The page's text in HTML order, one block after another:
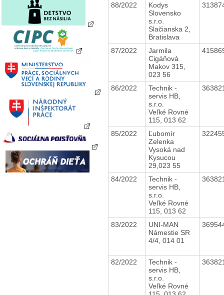
88/2022
Kodys
Slovensko
s.r.o.
Slačianska 2,
Bratislava
87/2022
Jarmila
Cigáňová
Makov 315,
023 56
86/2022
Technik -
servis HB,
s.r.o.
Veľké Rovné
115, 013 62
85/2022
Ľubomír
Zelenka
Vysoká nad
Kysucou
29,023 55
84/2022
Technik -
servis HB,
s.r.o.
Veľké Rovné
115, 013 62
83/2022
UNI-MAN
Námestie SR
4/4, 014 01
82/2022
Technik -
servis HB,
s.r.o.
Veľké Rovné